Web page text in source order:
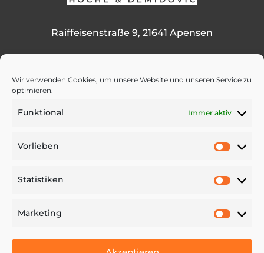
Wir verwenden Cookies, um unsere Website und unseren Service zu
optimieren.
Funktional Immer aktiv
Vorlieben
Statistiken
Marketing
Raiffeisenstraße 9, 21641 Apensen